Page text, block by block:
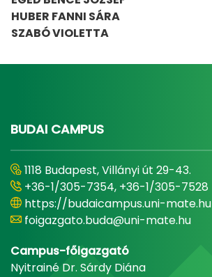
HUBER FANNI SÁRA
SZABÓ VIOLETTA
BUDAI CAMPUS
1118 Budapest, Villányi út 29-43.
+36-1/305-7354, +36-1/305-7528
https://budaicampus.uni-mate.hu
foigazgato.buda@uni-mate.hu
Campus-főigazgató
Nyitrainé Dr. Sárdy Diána